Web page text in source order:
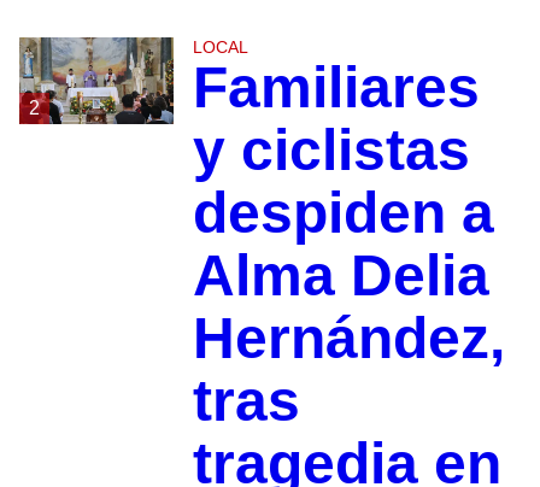
2
LOCAL
Familiares
y ciclistas
despiden a
Alma Delia
Hernández,
tras
tragedia en